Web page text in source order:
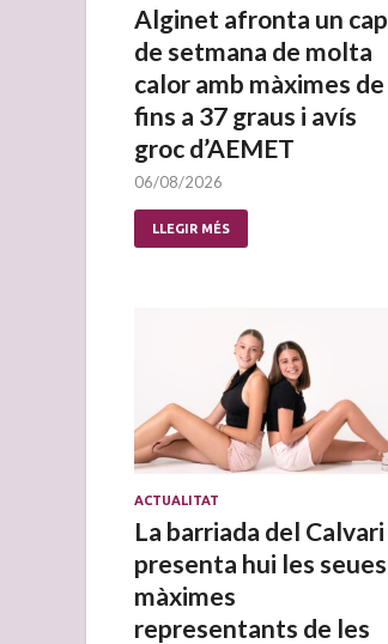
Alginet afronta un cap
de setmana de molta
calor amb màximes de
fins a 37 graus i avís
groc d’AEMET
06/08/2026
LLEGIR MÉS
ACTUALITAT
La barriada del Calvari
presenta hui les seues
màximes
representants de les